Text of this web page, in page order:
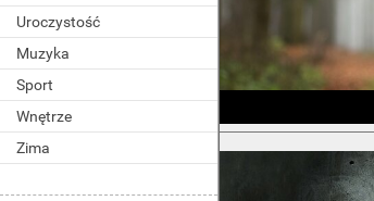
Uroczystość
Muzyka
Sport
Wnętrze
Zima